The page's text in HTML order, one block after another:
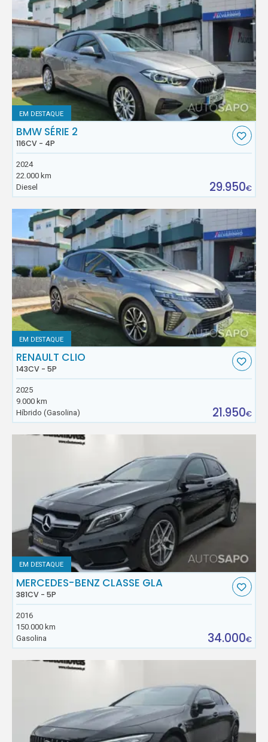
EM DESTAQUE
BMW SÉRIE 2
116CV - 4P
2024
22.000 km
Diesel
29.950€
EM DESTAQUE
RENAULT CLIO
143CV - 5P
2025
9.000 km
Híbrido (Gasolina)
21.950€
EM DESTAQUE
MERCEDES-BENZ CLASSE GLA
381CV - 5P
2016
150.000 km
Gasolina
34.000€